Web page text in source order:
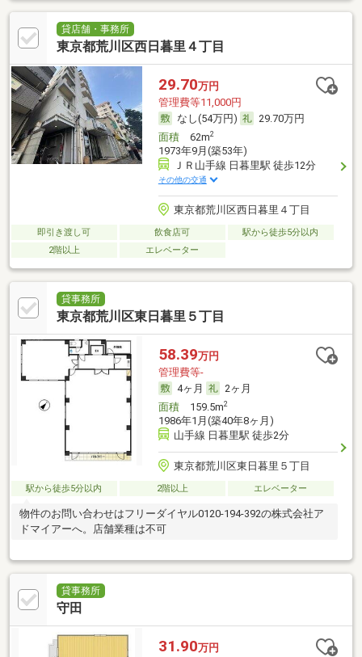
貸店舗・事務所
東京都荒川区西日暮里４丁目
29.70万円
管理費等11,000円
なし(54万円)
29.70万円
面積62m2
1973年9月(築53年)
ＪＲ山手線 日暮里駅 徒歩12分
その他の交通
東京都荒川区西日暮里４丁目
即引き渡し可 飲食店可
駅から徒歩5分以内
2階以上
エレベーター
貸事務所
東京都荒川区東日暮里５丁目
58.39万円
管理費等-
4ヶ月
2ヶ月
面積159.5m2
1986年1月(築40年8ヶ月)
山手線 日暮里駅 徒歩2分
東京都荒川区東日暮里５丁目
駅から徒歩5分以内 2階以上 エレベーター
物件のお問い合わせはフリーダイヤル0120-194-392の株式会社ア
ドマイアーへ。店舗業種は不可
貸事務所
守田
31.90万円